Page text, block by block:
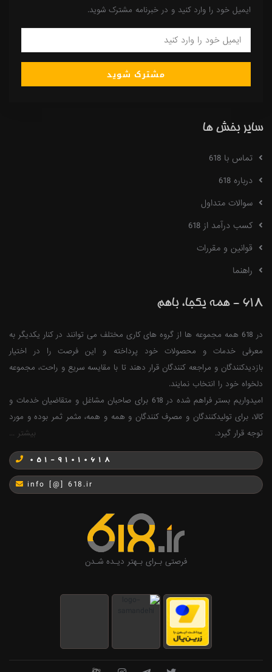
ایمیل خود را وارد کنید و در خبرنامه مشترک شوید.
مشترک شوید
سایر بخش ها
تماس با 618
درباره 618
سوالات متداول
کسب درآمد از 618
قوانین و مقررات
راهنما
618 - همه یکجا، باهم
در 618 همه مجموعه ها از گروه های کاری مختلف می توانند در کنار یکدیگر به
معرفی خدمات و محصولات خود پرداخته و این فرصت را در اختیار
بازدیدکنندگان و مراجعه کنندگان قرار دهند تا با مقایسه سریع و راحت، مجموعه
دلخواه خود را انتخاب نمایند.
امیدواریم بستر فراهم شده در 618 برای صاحبان مشاغل و متقاضیان خدمات و
کالا، برای تولیدکنندگان و مصرف کنندگان و همه و همه، مثمر ثمر بوده و مورد
توجه قرار گیرد.
بیشتر ...
051-91010618
info [@] 618.ir
فرصتی بـرای بـهتر دیـده شـدن